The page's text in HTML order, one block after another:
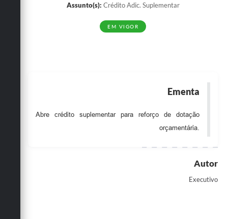
Assunto(s): Crédito Adic. Suplementar
EM VIGOR
Ementa
Abre crédito suplementar para reforço de dotação
orçamentária.
Autor
Executivo